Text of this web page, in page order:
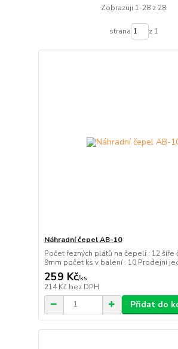
Zobrazuji 1-28 z 28
strana z 1
Náhradní čepel AB-10
Počet řezných plátů na čepeli : 12 šíře
9mm počet ks v balení : 10 Prodejní
259 Kč/ks
214 Kč bez DPH
Přidat do